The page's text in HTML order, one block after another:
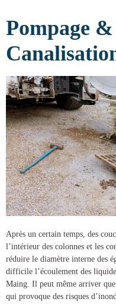
Pompage
Après un certain temps, des
l’intérieur des colonnes et les
réduire le diamètre interne des
difficile l’écoulement des
Maing . Il peut même arriver
qui provoque des risques